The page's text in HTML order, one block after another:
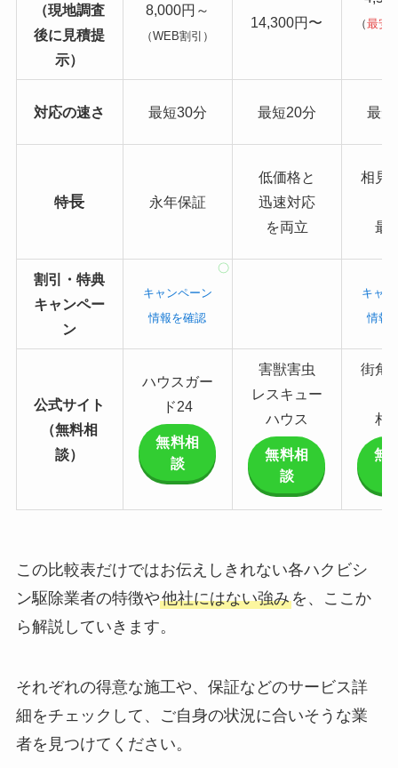
（現地調査
後に見積提
示）
8,000円～
（WEB割引）
14,300円〜 （最安
対応の速さ 最短30分 最短20分 最
特長 永年保証
低価格と
迅速対応
を両立
相見
最
割引・特典
キャンペー
ン
キャンペーン
情報を確認
キャ
情報
公式サイト
（無料相
談）
ハウスガー
ド24
無料相
談
害獣害虫
レスキュー
ハウス
無料相
談
街角
相
無
この比較表だけではお伝えしきれない各ハクビシ
ン駆除業者の特徴や他社にはない強みを、ここか
ら解説していきます。
それぞれの得意な施工や、保証などのサービス詳
細をチェックして、ご自身の状況に合いそうな業
者を見つけてください。